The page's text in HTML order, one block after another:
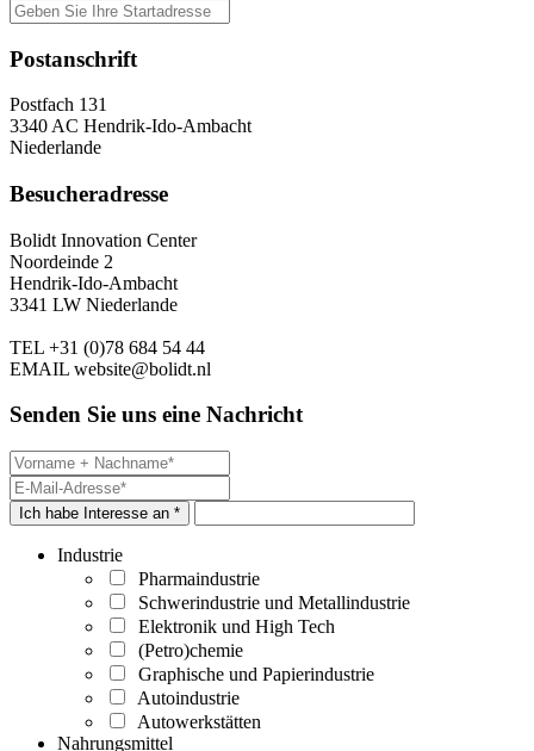
Postanschrift
Postfach 131
3340 AC Hendrik-Ido-Ambacht
Niederlande
Besucheradresse
Bolidt Innovation Center
Noordeinde 2
Hendrik-Ido-Ambacht
3341 LW Niederlande
TEL +31 (0)78 684 54 44
EMAIL website@bolidt.nl
Senden Sie uns eine Nachricht
Ich habe Interesse an *
Industrie
Pharmaindustrie
Schwerindustrie und Metallindustrie
Elektronik und High Tech
(Petro)chemie
Graphische und Papierindustrie
Autoindustrie
Autowerkstätten
Nahrungsmittel